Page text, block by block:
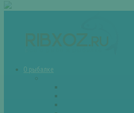
О рыбалке